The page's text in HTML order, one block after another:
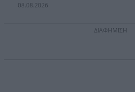
08.08.2026
ΔΙΑΦΗΜΙΣΗ